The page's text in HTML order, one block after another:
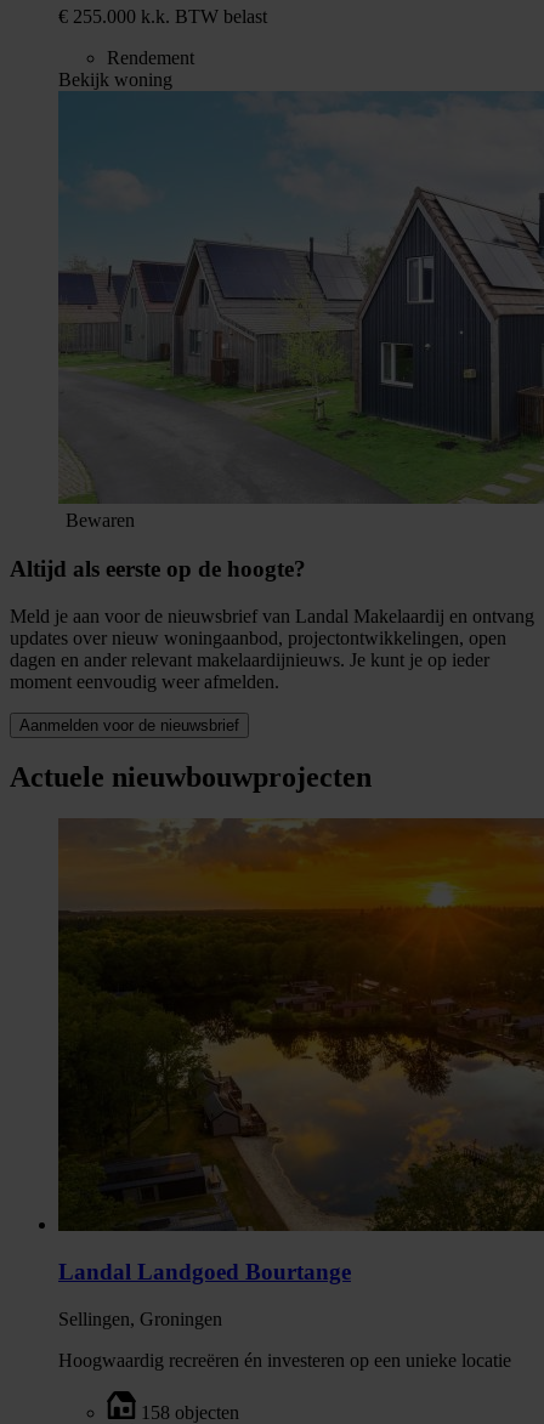
€ 255.000 k.k. BTW belast
Rendement
Bekijk woning
Bewaren
Altijd als eerste op de hoogte?
Meld je aan voor de nieuwsbrief van Landal Makelaardij en ontvang
updates over nieuw woningaanbod, projectontwikkelingen, open
dagen en ander relevant makelaardijnieuws. Je kunt je op ieder
moment eenvoudig weer afmelden.
Aanmelden voor de nieuwsbrief
Actuele nieuwbouwprojecten
Landal Landgoed Bourtange
Sellingen, Groningen
Hoogwaardig recreëren én investeren op een unieke locatie
158 objecten